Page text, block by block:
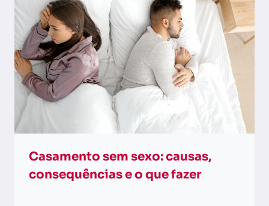
Casamento sem sexo: causas,
consequências e o que fazer